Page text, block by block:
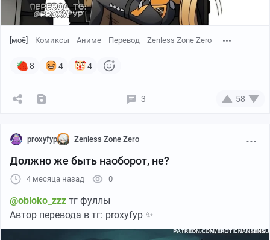
[моё] Комиксы Аниме Перевод Zenless Zone Zero
8 4 4
3 58
proxyfyp Zenless Zone Zero
Должно же быть наоборот, не?
4 месяца назад 0
@obloko_zzz тг фуллы
Автор перевода в тг: proxyfyp ✨